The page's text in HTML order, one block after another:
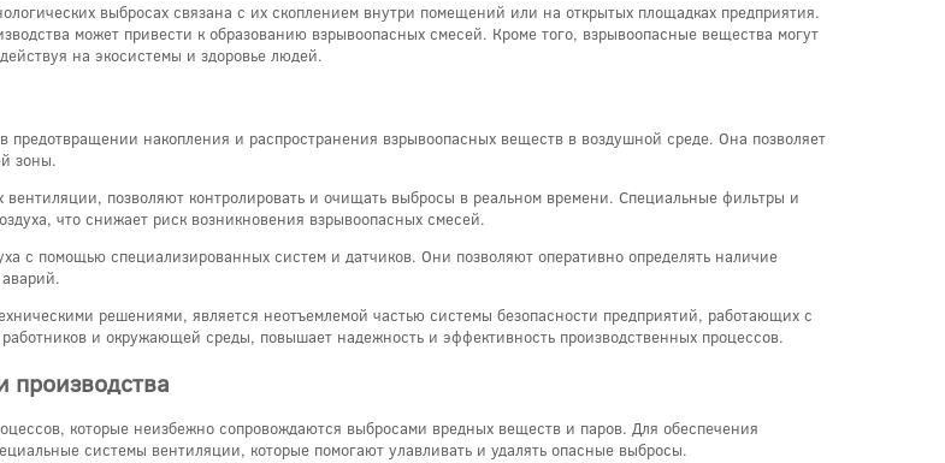
выбросах связана с их скоплением внутри помещений или на открытых площадках предприятия.
может привести к образованию взрывоопасных смесей. Кроме того, взрывоопасные вещества могут
на экосистемы и здоровье людей.
накопления и распространения взрывоопасных веществ в воздушной среде. Она позволяет
зоны.
позволяют контролировать и очищать выбросы в реальном времени. Специальные фильтры и
что снижает риск возникновения взрывоопасных смесей.
с помощью специализированных систем и датчиков. Они позволяют оперативно определять наличие
решениями, является неотъемлемой частью системы безопасности предприятий, работающих с
и окружающей среды, повышает надежность и эффективность производственных процессов.
производства
которые неизбежно сопровождаются выбросами вредных веществ и паров. Для обеспечения
системы вентиляции, которые помогают улавливать и удалять опасные выбросы.